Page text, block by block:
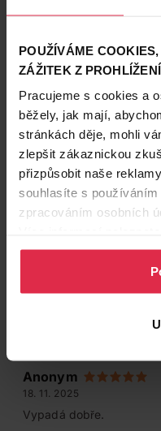
POUŽÍVÁME
ZÁŽITEK Z
Pracujeme s cookies a
běžely, jak mají,
stránkách děje, mohli
zlepšit zákaznickou
přizpůsobit naše
souhlasíte s
zpracováním osobních
osobních údajů.
Hodnocení
Anonym
18. 11. 2025
Vypadá dobře.